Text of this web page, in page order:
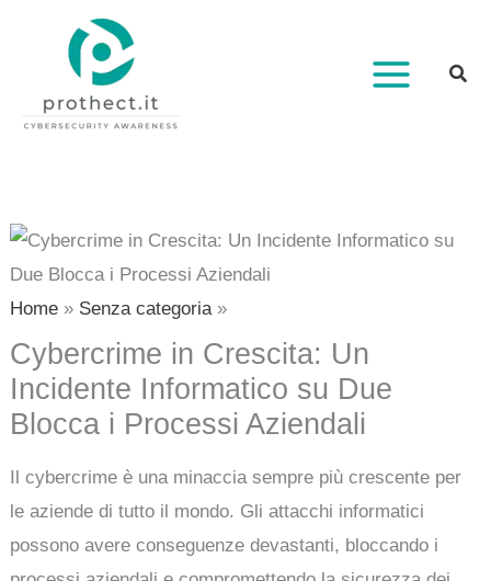
contenuto
Home Senza categoria
Cybercrime in Crescita: Un
Incidente Informatico su Due
Blocca i Processi Aziendali
Il cybercrime è una minaccia sempre più crescente per
le aziende di tutto il mondo. Gli attacchi informatici
possono avere conseguenze devastanti, bloccando i